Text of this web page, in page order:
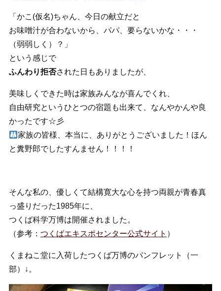
「かこ(仮名)ちゃん、今日の献立だと
お味噌汁が合わないから、パパ、要らないかな・・・
（弱弱しく）？」
という感じで
ふんわり拒否された日もありましたが、
美味しくできた時は家族みんなが喜んでくれ、
自由研究というひとつの宿題も出来て、なんやかんや良
かったです☆彡
家族の皆様、本当に、ありがとうございました！ほん
と糞野郎でしたすんません！！！！
そんな私の、優しくて結構寛大な心を持つ両親が青春真
っ盛りだった1985年に、
つくば科学万博は開催されました。
（参考： つくばエキスポセンター公式サイト ）
くまねこ堂に入荷したつくば万博のパンフレット（一
部）↓。